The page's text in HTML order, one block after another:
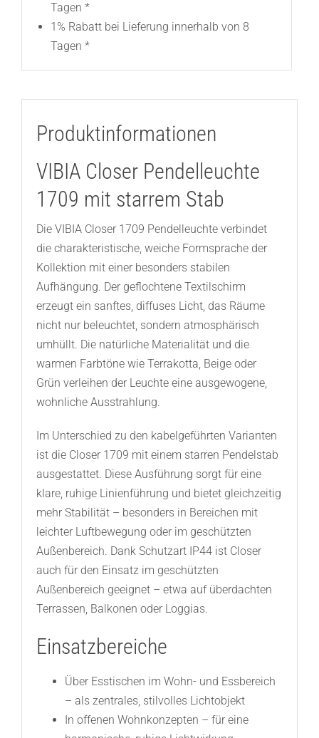
Tagen *
1% Rabatt bei Lieferung innerhalb von 8
Tagen *
Produktinformationen
VIBIA Closer Pendelleuchte
1709 mit starrem Stab
Die VIBIA Closer 1709 Pendelleuchte verbindet
die charakteristische, weiche Formsprache der
Kollektion mit einer besonders stabilen
Aufhängung. Der geflochtene Textilschirm
erzeugt ein sanftes, diffuses Licht, das Räume
nicht nur beleuchtet, sondern atmosphärisch
umhüllt. Die natürliche Materialität und die
warmen Farbtöne wie Terrakotta, Beige oder
Grün verleihen der Leuchte eine ausgewogene,
wohnliche Ausstrahlung.
Im Unterschied zu den kabelgeführten Varianten
ist die Closer 1709 mit einem starren Pendelstab
ausgestattet. Diese Ausführung sorgt für eine
klare, ruhige Linienführung und bietet gleichzeitig
mehr Stabilität – besonders in Bereichen mit
leichter Luftbewegung oder im geschützten
Außenbereich. Dank Schutzart IP44 ist Closer
auch für den Einsatz im geschützten
Außenbereich geeignet – etwa auf überdachten
Terrassen, Balkonen oder Loggias.
Einsatzbereiche
Über Esstischen im Wohn- und Essbereich
– als zentrales, stilvolles Lichtobjekt
In offenen Wohnkonzepten – für eine